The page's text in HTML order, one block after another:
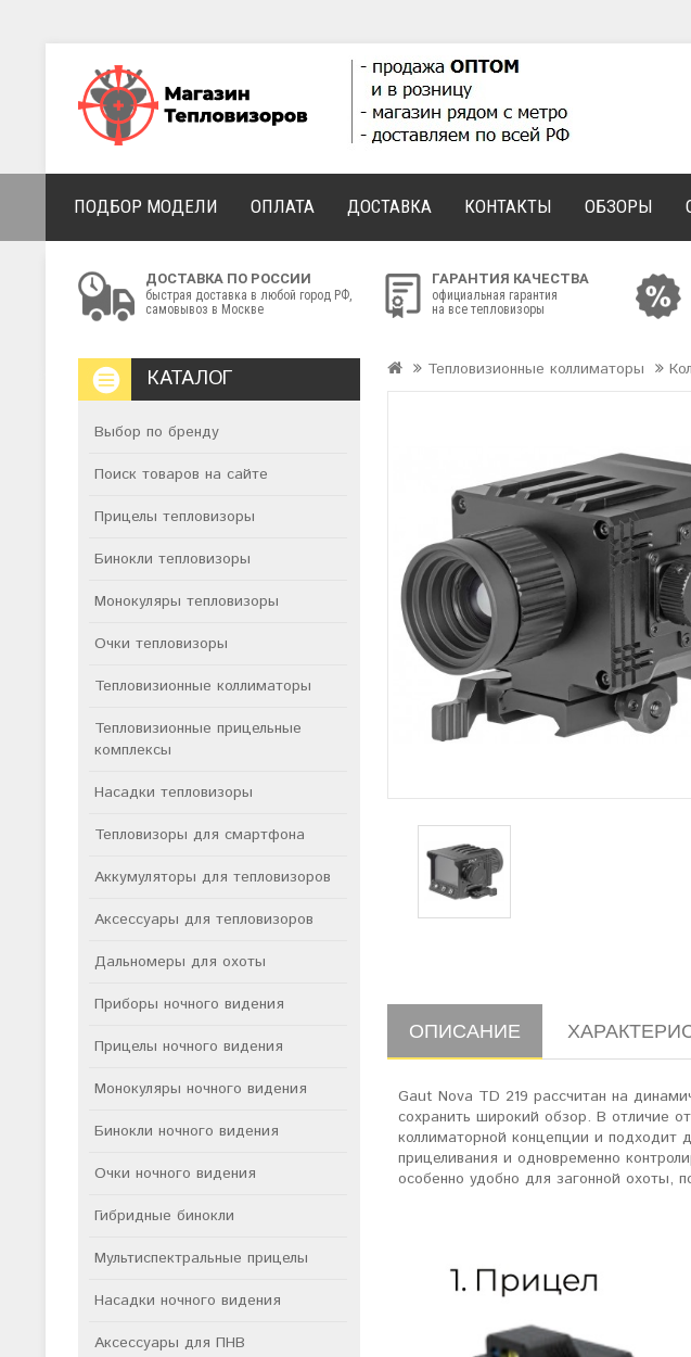
ПОДБОР МОДЕЛИ ОПЛАТА ДОСТАВКА КОНТАКТЫ ОБЗОРЫ
ДОСТАВКА ПО РОССИИ
быстрая доставка в любой город РФ,
самовывоз в Москве
ГАРАНТИЯ КАЧЕСТВА
официальная гарантия
на все тепловизоры
КАТАЛОГ
Выбор по бренду
Поиск товаров на сайте
Прицелы тепловизоры
Бинокли тепловизоры
Монокуляры тепловизоры
Очки тепловизоры
Тепловизионные коллиматоры
Тепловизионные прицельные
комплексы
Насадки тепловизоры
Тепловизоры для смартфона
Аккумуляторы для тепловизоров
Аксессуары для тепловизоров
Дальномеры для охоты
Приборы ночного видения
Прицелы ночного видения
Монокуляры ночного видения
Бинокли ночного видения
Очки ночного видения
Гибридные бинокли
Мультиспектральные прицелы
Насадки ночного видения
Аксессуары для ПНВ
Тепловизионные коллиматоры
ОПИСАНИЕ
Gaut Nova TD 219 рассчитан на
сохранить широкий обзор. В отличие
коллиматорной концепции и подходит
прицеливания и одновременно
особенно удобно для загонной охоты,